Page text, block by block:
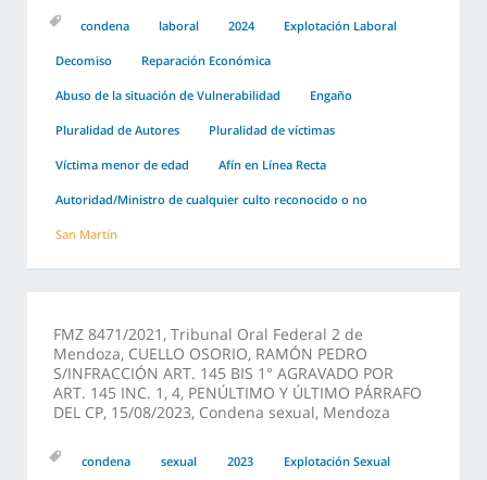
condena laboral 2024 Explotación Laboral
Decomiso Reparación Económica
Abuso de la situación de Vulnerabilidad Engaño
Pluralidad de Autores Pluralidad de víctimas
Víctima menor de edad Afín en Línea Recta
Autoridad/Ministro de cualquier culto reconocido o no
San Martín
FMZ 8471/2021, Tribunal Oral Federal 2 de
Mendoza, CUELLO OSORIO, RAMÓN PEDRO
S/INFRACCIÓN ART. 145 BIS 1° AGRAVADO POR
ART. 145 INC. 1, 4, PENÚLTIMO Y ÚLTIMO PÁRRAFO
DEL CP, 15/08/2023, Condena sexual, Mendoza
condena sexual 2023 Explotación Sexual